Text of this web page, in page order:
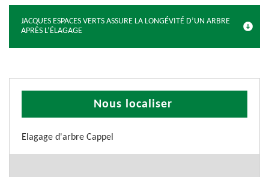
JACQUES ESPACES VERTS ASSURE LA LONGÉVITÉ D’UN ARBRE
APRÈS L’ÉLAGAGE
Nous localiser
Elagage d'arbre Cappel